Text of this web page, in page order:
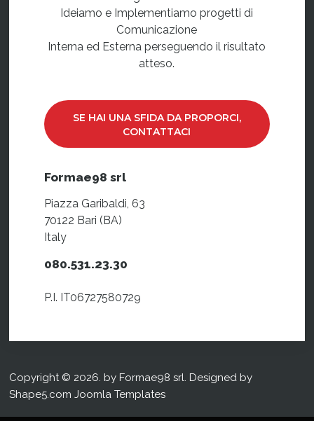
Ideiamo e Implementiamo progetti di
Comunicazione
Interna ed Esterna perseguendo il risultato
atteso.
SE HAI UNA SFIDA DA PROPORCI,
CONTATTACI
Formae98 srl
Piazza Garibaldi, 63
70122 Bari (BA)
Italy
080.531.23.30
P.I. IT06727580729
Copyright © 2026. by Formae98 srl. Designed by
Shape5.comJoomla Templates